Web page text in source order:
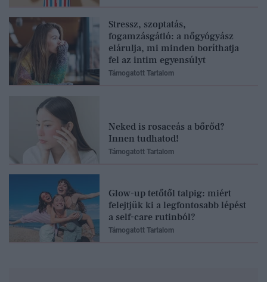
Stressz, szoptatás,
fogamzásgátló: a nőgyógyász
elárulja, mi minden boríthatja
fel az intim egyensúlyt
Támogatott Tartalom
Neked is rosaceás a bőrőd?
Innen tudhatod!
Támogatott Tartalom
Glow-up tetőtől talpig: miért
felejtjük ki a legfontosabb lépést
a self-care rutinból?
Támogatott Tartalom